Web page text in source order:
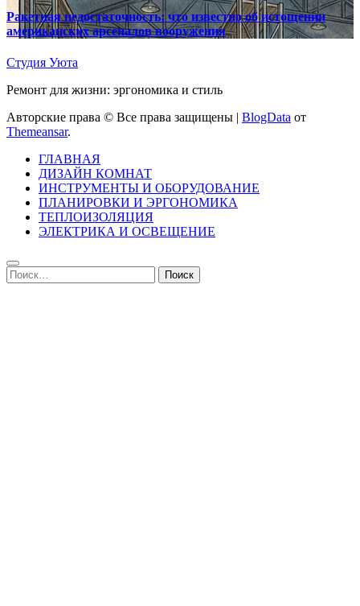
Ракетная недостаточность: что известно об истощении
американских арсеналов вооружения
Студия Уюта
Ремонт для жизни: эргономика и стиль
Авторские права © Все права защищены | BlogData от
Themeansar.
ГЛАВНАЯ
ДИЗАЙН КОМНАТ
ИНСТРУМЕНТЫ И ОБОРУДОВАНИЕ
ПЛАНИРОВКИ И ЭРГОНОМИКА
ТЕПЛОИЗОЛЯЦИЯ
ЭЛЕКТРИКА И ОСВЕЩЕНИЕ
Найти: